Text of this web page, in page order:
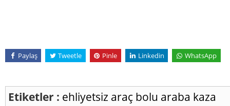
Paylaş Tweetle Pinle Linkedin WhatsApp
Etiketler : ehliyetsiz araç bolu araba kaza